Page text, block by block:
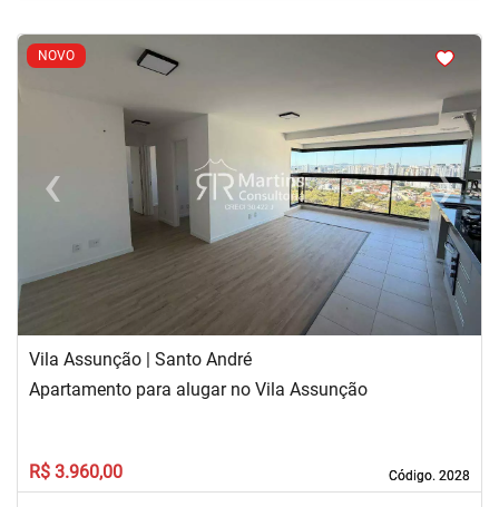
NOVO
< <<<
‹Previous ›Next
Vila Assunção | Santo André
Código. 2028
Código. 2028
Apartamento para alugar no Vila Assunção
R$ 3.960,00